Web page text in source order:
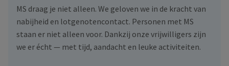
MS draag je niet alleen. We geloven we in de kracht van
nabijheid en lotgenotencontact. Personen met MS
staan er niet alleen voor. Dankzij onze vrijwilligers zijn
we er écht — met tijd, aandacht en leuke activiteiten.